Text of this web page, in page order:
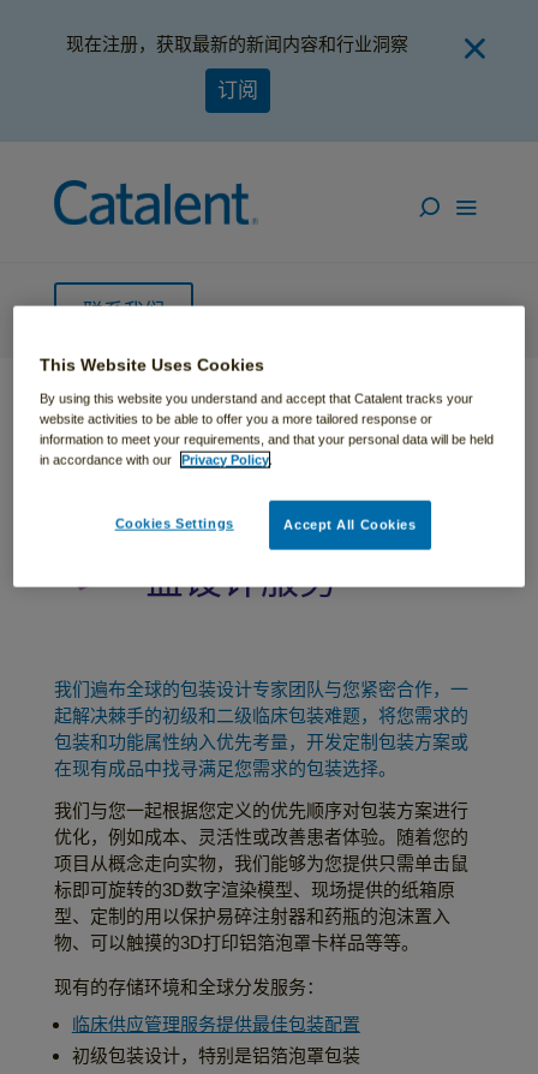
现在注册，获取最新的新闻内容和行业洞察
订阅
联系我们
主页»服务»包装工程
包装工程和患者药
盒设计服务
我们遍布全球的包装设计专家团队与您紧密合作，一
起解决棘手的初级和二级临床包装难题，将您需求的
包装和功能属性纳入优先考量，开发定制包装方案或
在现有成品中找寻满足您需求的包装选择。
我们与您一起根据您定义的优先顺序对包装方案进行
优化，例如成本、灵活性或改善患者体验。随着您的
项目从概念走向实物，我们能够为您提供只需单击鼠
标即可旋转的3D数字渲染模型、现场提供的纸箱原
型、定制的用以保护易碎注射器和药瓶的泡沫置入
物、可以触摸的3D打印铝箔泡罩卡样品等等。
现有的存储环境和全球分发服务：
临床供应管理服务提供最佳包装配置
初级包装设计，特别是铝箔泡罩包装
This Website Uses Cookies
By using this website you understand and accept that Catalent tracks your
website activities to be able to offer you a more tailored response or
information to meet your requirements, and that your personal data will be held
in accordance with our
Privacy Policy.
Cookies Settings Accept All Cookies